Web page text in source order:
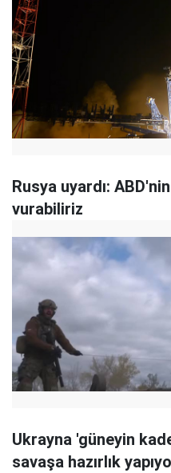
Rusya uyardı:
vurabiliriz
Ukrayna 'güneyin
savaşa hazırlık